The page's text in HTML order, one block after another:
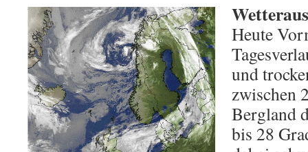
Heute
und
zwischen
Bergland
bis 28